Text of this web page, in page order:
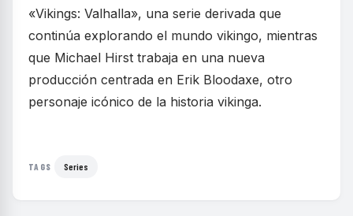
«Vikings: Valhalla», una serie derivada que
continúa explorando el mundo vikingo, mientras
que Michael Hirst trabaja en una nueva
producción centrada en Erik Bloodaxe, otro
personaje icónico de la historia vikinga.
TAGS Series